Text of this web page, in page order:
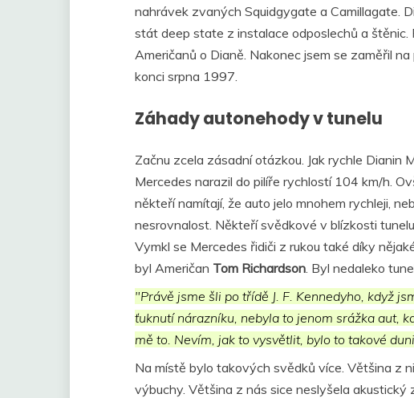
nahrávek zvaných Squidgygate a Camillagate.
stát deep state z instalace odposlechů a
Američanů o Dianě. Nakonec jsem se zaměřil
konci srpna 1997.
Záhady autonehody v tunelu
Začnu zcela zásadní otázkou. Jak rychle Dianin
Mercedes narazil do pilíře rychlostí 104 km/h.
někteří namítají, že auto jelo mnohem rychleji,
nesrovnalost. Někteří svědkové v blízkosti
Vymkl se Mercedes řidiči z rukou také díky
byl Američan Tom Richardson . Byl nedaleko
"Právě jsme šli po třídě J. F. Kennedyho, když
ťuknutí nárazníku, nebyla to jenom srážka aut,
mě to. Nevím, jak to vysvětlit, bylo to takové
Na místě bylo takových svědků více. Většina z
výbuchy. Většina z nás sice neslyšela